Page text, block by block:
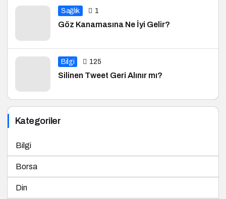
Sağlık 1
Göz Kanamasına Ne İyi Gelir?
Bilgi 125
Silinen Tweet Geri Alınır mı?
Kategoriler
Bilgi
Borsa
Din